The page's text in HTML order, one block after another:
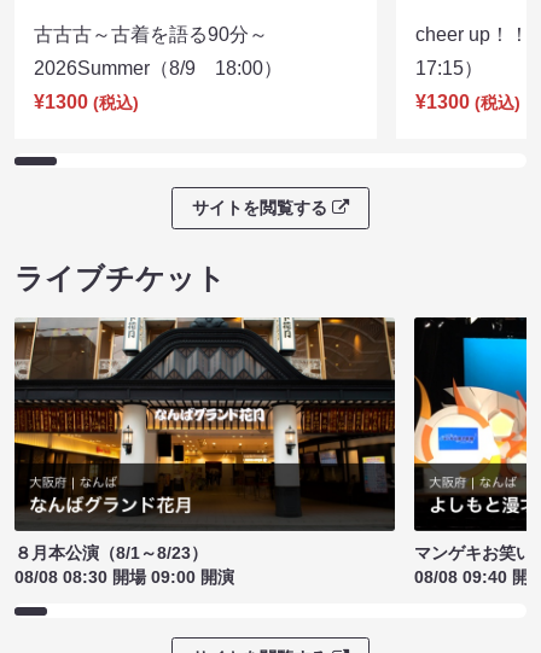
古古古～古着を語る90分～
2026Summer（8/9 18:00）
¥1300 (税込)
cheer up！
17:15）
¥1300 (税込)
サイトを閲覧する
ライブチケット
８月本公演（8/1～8/23）
08/08 08:30 開場 09:00 開演
マンゲキお笑い
08/08 09:40 開